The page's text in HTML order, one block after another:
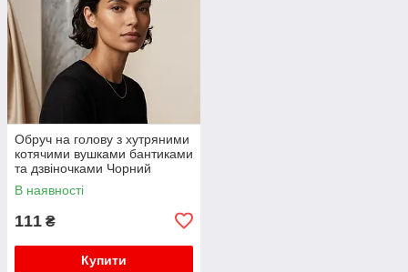
Обруч на голову з хутряними
котячими вушками бантиками
та дзвіночками Чорний
В наявності
111 ₴
Купити